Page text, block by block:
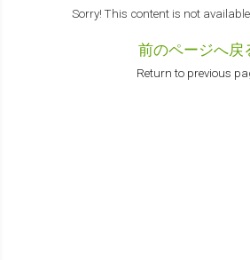
Sorry! This content is not
前のページへ戻
Return to previous